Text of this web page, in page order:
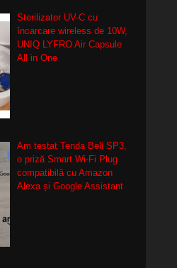
Sterilizator UV-C cu
încarcare wireless de 10W,
UNIQ LYFRO Air Capsule
All in One
Am testat Tenda Beli SP3,
o priză Smart Wi-Fi Plug
compatibilă cu Amazon
Alexa și Google Assistant